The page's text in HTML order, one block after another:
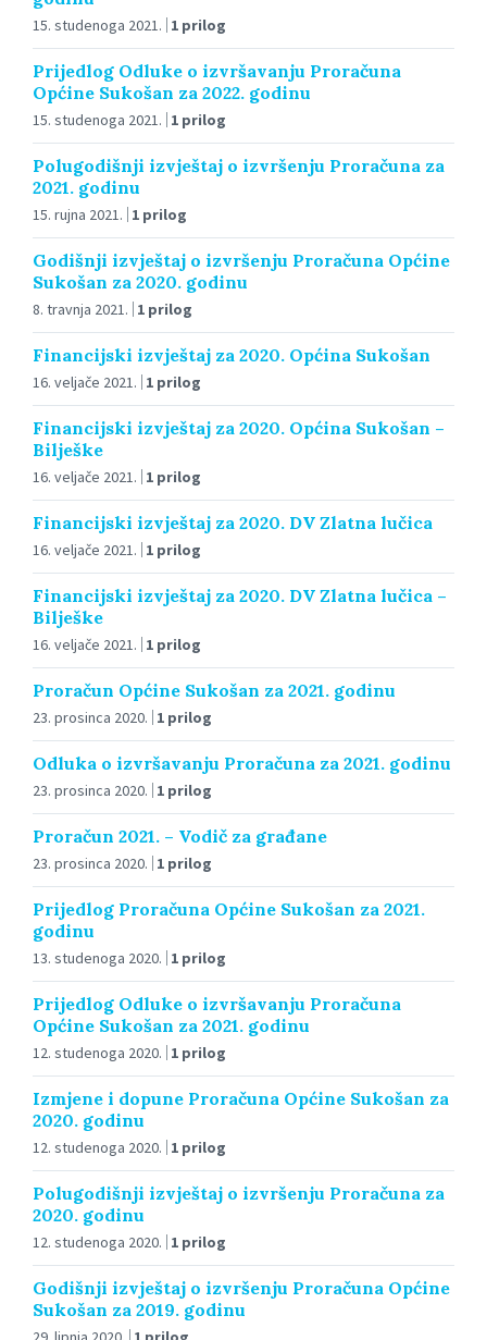
15. studenoga 2021. 1 prilog
Prijedlog Odluke o izvršavanju Proračuna
Općine Sukošan za 2022. godinu
15. studenoga 2021. 1 prilog
Polugodišnji izvještaj o izvršenju Proračuna za
2021. godinu
15. rujna 2021. 1 prilog
Godišnji izvještaj o izvršenju Proračuna Općine
Sukošan za 2020. godinu
8. travnja 2021. 1 prilog
Financijski izvještaj za 2020. Općina Sukošan
16. veljače 2021. 1 prilog
Financijski izvještaj za 2020. Općina Sukošan –
Bilješke
16. veljače 2021. 1 prilog
Financijski izvještaj za 2020. DV Zlatna lučica
16. veljače 2021. 1 prilog
Financijski izvještaj za 2020. DV Zlatna lučica –
Bilješke
16. veljače 2021. 1 prilog
Proračun Općine Sukošan za 2021. godinu
23. prosinca 2020. 1 prilog
Odluka o izvršavanju Proračuna za 2021. godinu
23. prosinca 2020. 1 prilog
Proračun 2021. – Vodič za građane
23. prosinca 2020. 1 prilog
Prijedlog Proračuna Općine Sukošan za 2021.
godinu
13. studenoga 2020. 1 prilog
Prijedlog Odluke o izvršavanju Proračuna
Općine Sukošan za 2021. godinu
12. studenoga 2020. 1 prilog
Izmjene i dopune Proračuna Općine Sukošan za
2020. godinu
12. studenoga 2020. 1 prilog
Polugodišnji izvještaj o izvršenju Proračuna za
2020. godinu
12. studenoga 2020. 1 prilog
Godišnji izvještaj o izvršenju Proračuna Općine
Sukošan za 2019. godinu